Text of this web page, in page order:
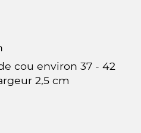
cou environ 37 - 42
2,5 cm